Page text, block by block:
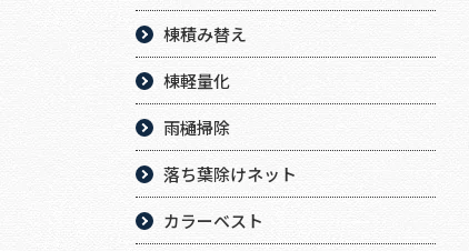
棟積み替え
棟軽量化
雨樋掃除
落ち葉除けネット
カラーベスト